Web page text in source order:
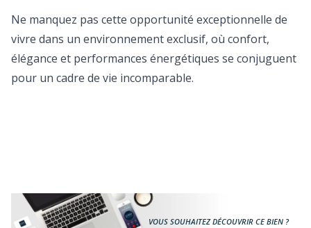
Ne manquez pas cette opportunité exceptionnelle de
vivre dans un environnement exclusif, où confort,
élégance et performances énergétiques se conjuguent
pour un cadre de vie incomparable.
VOUS SOUHAITEZ DÉCOUVRIR CE BIEN ?